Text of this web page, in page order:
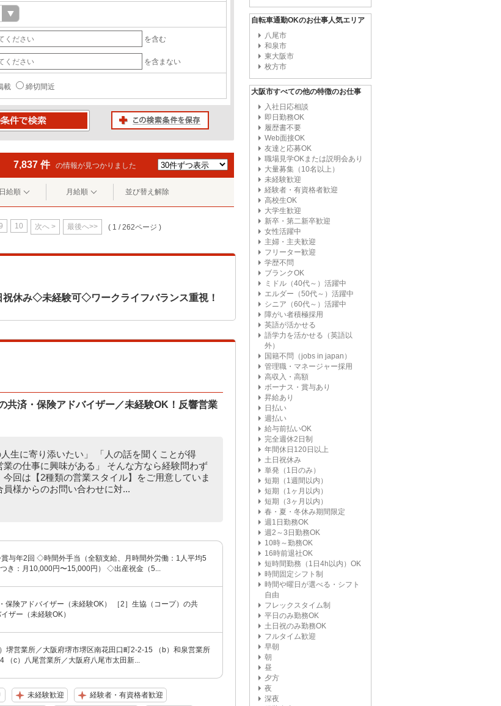
を含む
を含まない
載 締切間近
7,837 件 の情報が見つかりました
日給順 月給順 並び替え解除
10 次へ > 最後へ>> ( 1 / 262ページ )
休み◇未経験可◇ワークライフバランス重視！
共済・保険アドバイザー／未経験OK！反響営業
人生に寄り添いたい」 「人の話を聞くことが得
業の仕事に興味がある」 そんな方なら経験問わず
今回は【2種類の営業スタイル】をご用意していま
員様からのお問い合わせに対...
与年2回 ◇時間外手当（全額支給、月時間外労働：1人平均5
き：月10,000円〜15,000円） ◇出産祝金（5...
保険アドバイザー（未経験OK） ［2］生協（コープ）の共
ザー（未経験OK）
堺営業所／大阪府堺市堺区南花田口町2-2-15 （b）和泉営業所
（c）八尾営業所／大阪府八尾市太田新...
未経験歓迎 経験者・有資格者歓迎
自転車通勤OKのお仕事人気エリア
八尾市
和泉市
東大阪市
枚方市
大阪市すべての他の特徴のお仕事
入社日応相談
即日勤務OK
履歴書不要
Web面接OK
友達と応募OK
職場見学OKまたは説明会あり
大量募集（10名以上）
未経験歓迎
経験者・有資格者歓迎
高校生OK
大学生歓迎
新卒・第二新卒歓迎
女性活躍中
主婦・主夫歓迎
フリーター歓迎
学歴不問
ブランクOK
ミドル（40代～）活躍中
エルダー（50代～）活躍中
シニア（60代～）活躍中
障がい者積極採用
英語が活かせる
語学力を活かせる（英語以
外）
国籍不問（jobs in japan）
管理職・マネージャー採用
高収入・高額
ボーナス・賞与あり
昇給あり
日払い
週払い
給与前払いOK
完全週休2日制
年間休日120日以上
土日祝休み
単発（1日のみ）
短期（1週間以内）
短期（1ヶ月以内）
短期（3ヶ月以内）
春・夏・冬休み期間限定
週1日勤務OK
週2～3日勤務OK
10時～勤務OK
16時前退社OK
短時間勤務（1日4h以内）OK
時間固定シフト制
時間や曜日が選べる・シフト
自由
フレックスタイム制
平日のみ勤務OK
土日祝のみ勤務OK
フルタイム歓迎
早朝
朝
昼
夕方
夜
深夜